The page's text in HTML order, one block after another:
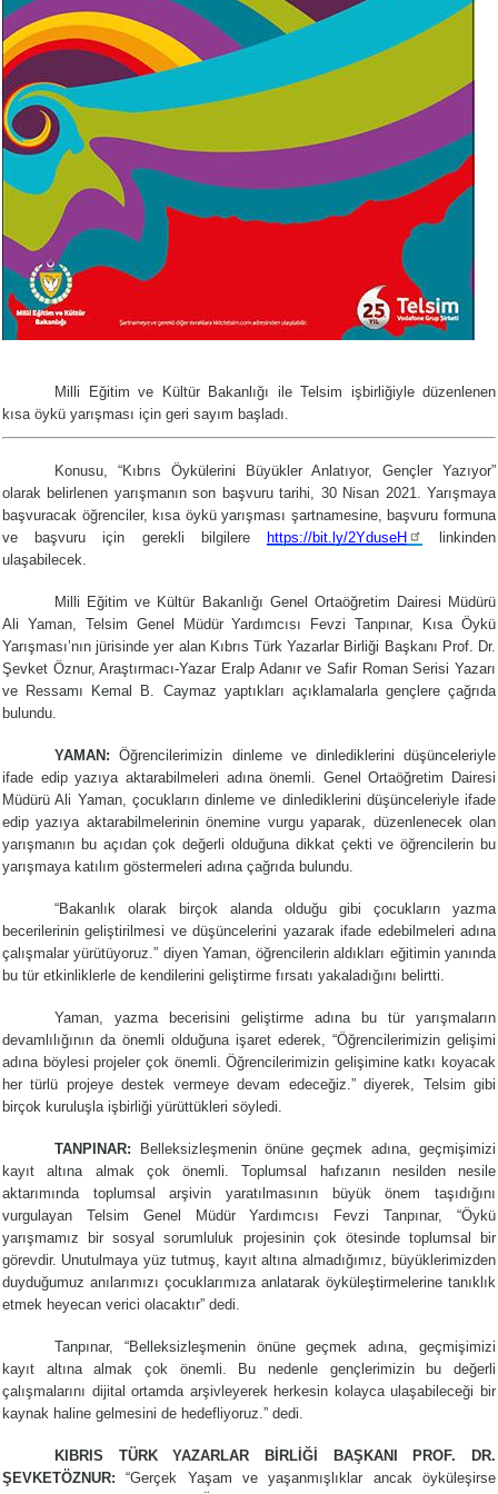
Milli Eğitim ve Kültür Bakanlığı ile Telsim işbirliğiyle düzenlenen
kısa öykü yarışması için geri sayım başladı.
Konusu, “Kıbrıs Öykülerini Büyükler Anlatıyor, Gençler Yazıyor”
olarak belirlenen yarışmanın son başvuru tarihi, 30 Nisan 2021. Yarışmaya
başvuracak öğrenciler, kısa öykü yarışması şartnamesine, başvuru formuna
ve başvuru için gerekli bilgilere
https://bit.ly/2YduseH
linkinden
ulaşabilecek.
Milli Eğitim ve Kültür Bakanlığı Genel Ortaöğretim Dairesi Müdürü
Ali Yaman, Telsim Genel Müdür Yardımcısı Fevzi Tanpınar, Kısa Öykü
Yarışması’nın jürisinde yer alan Kıbrıs Türk Yazarlar Birliği Başkanı Prof. Dr.
Şevket Öznur, Araştırmacı-Yazar Eralp Adanır ve Safir Roman Serisi Yazarı
ve Ressamı Kemal B. Caymaz yaptıkları açıklamalarla gençlere çağrıda
bulundu.
YAMAN: Öğrencilerimizin dinleme ve dinlediklerini düşünceleriyle
ifade edip yazıya aktarabilmeleri adına önemli. Genel Ortaöğretim Dairesi
Müdürü Ali Yaman, çocukların dinleme ve dinlediklerini düşünceleriyle ifade
edip yazıya aktarabilmelerinin önemine vurgu yaparak, düzenlenecek olan
yarışmanın bu açıdan çok değerli olduğuna dikkat çekti ve öğrencilerin bu
yarışmaya katılım göstermeleri adına çağrıda bulundu.
“Bakanlık olarak birçok alanda olduğu gibi çocukların yazma
becerilerinin geliştirilmesi ve düşüncelerini yazarak ifade edebilmeleri adına
çalışmalar yürütüyoruz.” diyen Yaman, öğrencilerin aldıkları eğitimin yanında
bu tür etkinliklerle de kendilerini geliştirme fırsatı yakaladığını belirtti.
Yaman, yazma becerisini geliştirme adına bu tür yarışmaların
devamlılığının da önemli olduğuna işaret ederek, “Öğrencilerimizin gelişimi
adına böylesi projeler çok önemli. Öğrencilerimizin gelişimine katkı koyacak
her türlü projeye destek vermeye devam edeceğiz.” diyerek, Telsim gibi
birçok kuruluşla işbirliği yürüttükleri söyledi.
TANPINAR:
Belleksizleşmenin önüne geçmek adına, geçmişimizi
kayıt altına almak çok önemli. Toplumsal hafızanın nesilden nesile
aktarımında toplumsal arşivin yaratılmasının büyük önem taşıdığını
vurgulayan Telsim Genel Müdür Yardımcısı Fevzi Tanpınar, “Öykü
yarışmamız bir sosyal sorumluluk projesinin çok ötesinde toplumsal bir
görevdir. Unutulmaya yüz tutmuş, kayıt altına almadığımız, büyüklerimizden
duyduğumuz anılarımızı çocuklarımıza anlatarak öyküleştirmelerine tanıklık
etmek heyecan verici olacaktır” dedi.
Tanpınar, “Belleksizleşmenin önüne geçmek adına, geçmişimizi
kayıt altına almak çok önemli. Bu nedenle gençlerimizin bu değerli
çalışmalarını dijital ortamda arşivleyerek herkesin kolayca ulaşabileceği bir
kaynak haline gelmesini de hedefliyoruz.” dedi.
KIBRIS TÜRK YAZARLAR BİRLİĞİ BAŞKANI PROF. DR.
ŞEVKETÖZNUR: “Gerçek Yaşam ve yaşanmışlıklar ancak öyküleşirse